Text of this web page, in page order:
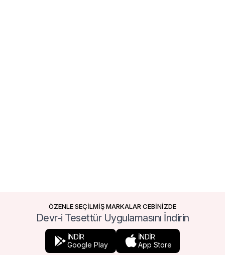
ÖZENLE SEÇİLMİŞ MARKALAR CEBİNİZDE
Devr-i Tesettür Uygulamasını İndirin
İNDİR
Google Play
İNDİR
App Store